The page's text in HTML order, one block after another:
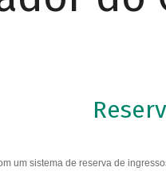
um sistema de reserva de